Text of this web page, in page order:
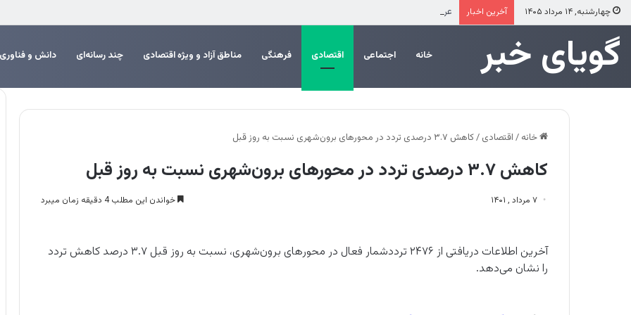
چهارشنبه, ۱۴ مرداد ۱۴۰۵ آخرین اخبار عرضه مستقیم محصولات ایرانول در ایام اربعین
‌‌‌گویای خبر خانه اجتماعی اقتصادی فرهنگی مناطق آزاد و ویژه اقتصادی چند رسانه‌ای دانش و فناوری
خانه / اقتصادی /کاهش ۳.۷ درصدی تردد در محورهای برون‌شهری نسبت به روز قبل
کاهش ۳.۷ درصدی تردد در محورهای برون‌شهری نسبت به روز قبل
۷ مرداد , ۱۴۰۱ خواندن این مطلب 4 دقیقه زمان میبرد
آخرین اطلاعات دریافتی از ۲۴۷۶ ترددشمار فعال در محورهای برون‌شهری، نسبت به روز قبل ۳.۷ درصد کاهش تردد
را نشان می‌دهد.